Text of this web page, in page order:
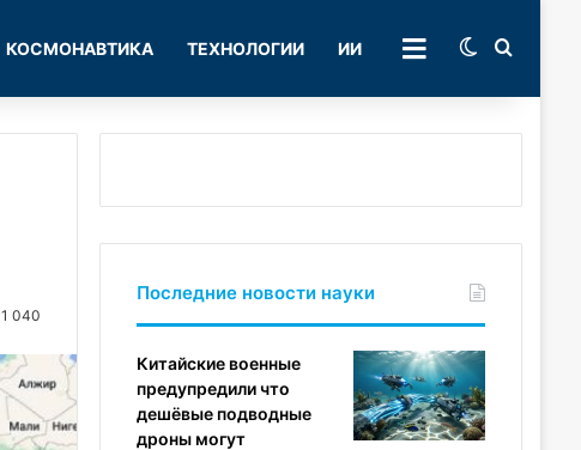
КОСМОНАВТИКА ТЕХНОЛОГИИ ИИ РУБРИКИSwitch skin
1 040
Последние новости науки
Китайские военные
предупредили что
дешёвые подводные
дроны могут